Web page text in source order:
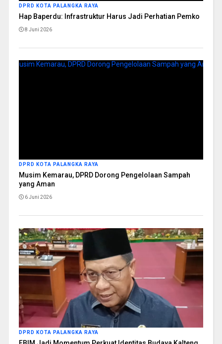
DPRD KOTA PALANGKA RAYA
Hap Baperdu: Infrastruktur Harus Jadi Perhatian Pemko
8 Juni 2026
DPRD KOTA PALANGKA RAYA
Musim Kemarau, DPRD Dorong Pengelolaan Sampah
yang Aman
6 Juni 2026
DPRD KOTA PALANGKA RAYA